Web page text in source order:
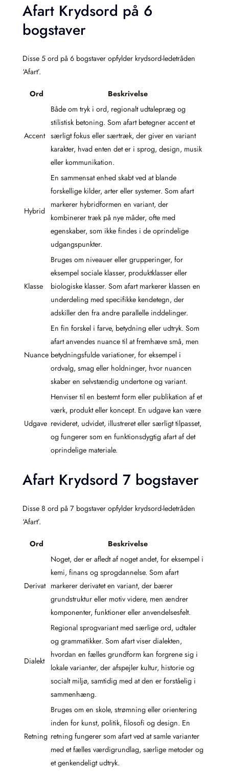
Afart Krydsord på 6
bogstaver
Disse 5 ord på 6 bogstaver opfylder krydsord-ledetråden
‘Afart’.
Ord Beskrivelse
Accent
Både om tryk i ord, regionalt udtalepræg og
stilistisk betoning. Som afart betegner accent et
særligt fokus eller særtræk, der giver en variant
karakter, hvad enten det er i sprog, design, musik
eller kommunikation.
Hybrid
En sammensat enhed skabt ved at blande
forskellige kilder, arter eller systemer. Som afart
markerer hybridformen en variant, der
kombinerer træk på nye måder, ofte med
egenskaber, som ikke findes i de oprindelige
udgangspunkter.
Klasse
Bruges om niveauer eller grupperinger, for
eksempel sociale klasser, produktklasser eller
biologiske klasser. Som afart markerer klassen en
underdeling med specifikke kendetegn, der
adskiller den fra andre parallelle inddelinger.
Nuance
En fin forskel i farve, betydning eller udtryk. Som
afart anvendes nuance til at fremhæve små, men
betydningsfulde variationer, for eksempel i
ordvalg, smag eller holdninger, hvor nuancen
skaber en selvstændig undertone og variant.
Udgave
Henviser til en bestemt form eller publikation af et
værk, produkt eller koncept. En udgave kan være
revideret, udvidet, illustreret eller særligt tilpasset,
og fungerer som en funktionsdygtig afart af det
oprindelige materiale.
Afart Krydsord 7 bogstaver
Disse 8 ord på 7 bogstaver opfylder krydsord-ledetråden
‘Afart’.
Ord Beskrivelse
Derivat
Noget, der er afledt af noget andet, for eksempel i
kemi, finans og sprogdannelse. Som afart
markerer derivatet en variant, der bærer
grundstruktur eller motiv videre, men ændrer
komponenter, funktioner eller anvendelsesfelt.
Dialekt
Regional sprogvariant med særlige ord, udtaler
og grammatikker. Som afart viser dialekten,
hvordan en fælles grundform kan forgrene sig i
lokale varianter, der afspejler kultur, historie og
socialt miljø, samtidig med at den er forståelig i
sammenhæng.
Retning
Bruges om en skole, strømning eller orientering
inden for kunst, politik, filosofi og design. En
retning fungerer som afart ved at samle varianter
med et fælles værdigrundlag, særlige metoder og
et genkendeligt udtryk.